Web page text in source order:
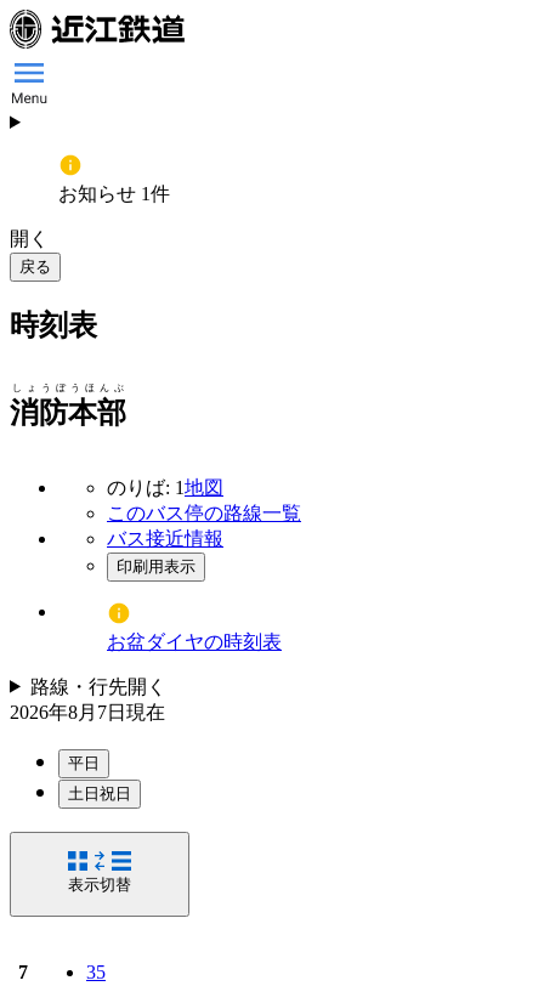
お知らせ 1件
開く
戻る
時刻表
消防本部
しょうぼうほんぶ
のりば: 1地図
このバス停の路線一覧
バス接近情報
印刷用表示
お盆ダイヤの時刻表
路線・行先開く
2026年8月7日 現在
平日
土日祝日
表示切替
7 35